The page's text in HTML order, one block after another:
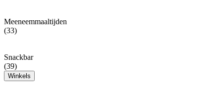
Meeneemmaaltijden
(33)
Snackbar
(39)
Winkels